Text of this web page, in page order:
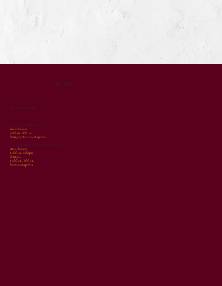
VERCELLI
Ubicaciones y horarios
Bogotá: Calle 134Bis # 19-91
Lunes - Sábado
9:00 a.m. - 7:00 p.m.
Domingos y festivos cita previa.
Chía: Centro Comercial Centro Chía Local 1250
Lunes - Sábado
11:00 a.m. - 7:00 p.m.
Domingos
11:00 a.m. - 3:00 p.m.
Festivos cita previa.